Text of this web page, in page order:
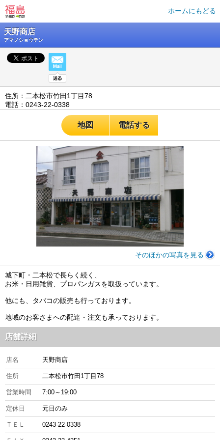
ホームにもどる
天野商店
アマノショウテン
住所：二本松市竹田1丁目78
電話：0243-22-0338
地図 電話する
そのほかの写真を見る
城下町・二本松で長らく続く、
お米・日用雑貨、プロパンガスを取扱っています。
他にも、タバコの販売も行っております。
地域のお客さまへの配達・注文も承っております。
店舗詳細
店名 天野商店
住所 二本松市竹田1丁目78
営業時間 7:00～19:00
定休日 元日のみ
ＴＥＬ 0243-22-0338